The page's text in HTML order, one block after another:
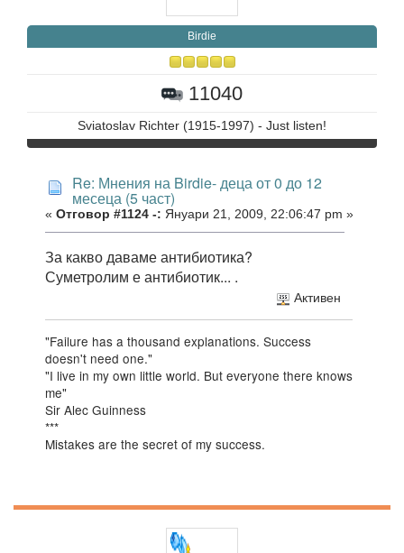
Birdie
11040
Sviatoslav Richter (1915-1997) - Just listen!
Re: Мнения на Birdie- деца от 0 до 12
месеца (5 част)
« Отговор #1124 -: Януари 21, 2009, 22:06:47 pm »
За какво даваме антибиотика?
Суметролим е антибиотик... .
Активен
"Failure has a thousand explanations. Success
doesn't need one."
"I live in my own little world. But everyone there knows
me"
Sir Alec Guinness
***
Mistakes are the secret of my success.